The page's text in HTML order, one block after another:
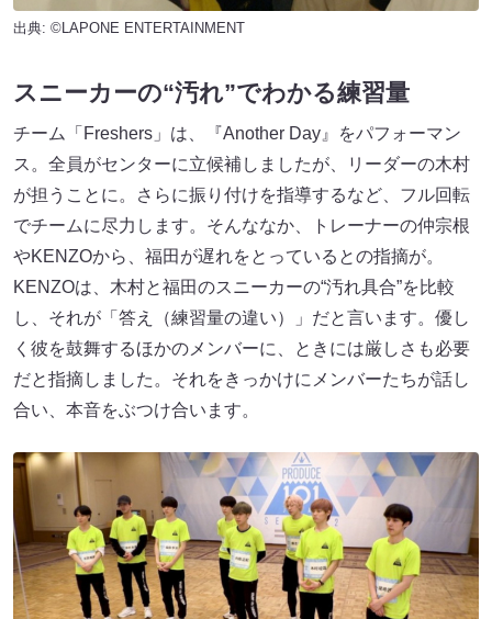
出典: ©LAPONE ENTERTAINMENT
スニーカーの“汚れ”でわかる練習量
チーム「Freshers」は、『Another Day』をパフォーマン
ス。全員がセンターに立候補しましたが、リーダーの木村
が担うことに。さらに振り付けを指導するなど、フル回転
でチームに尽力します。そんななか、トレーナーの仲宗根
やKENZOから、福田が遅れをとっているとの指摘が。
KENZOは、木村と福田のスニーカーの“汚れ具合”を比較
し、それが「答え（練習量の違い）」だと言います。優し
く彼を鼓舞するほかのメンバーに、ときには厳しさも必要
だと指摘しました。それをきっかけにメンバーたちが話し
合い、本音をぶつけ合います。